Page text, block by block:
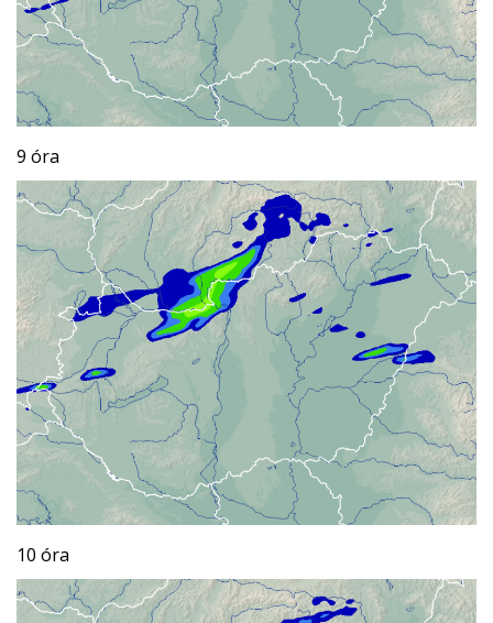
9 óra
10 óra